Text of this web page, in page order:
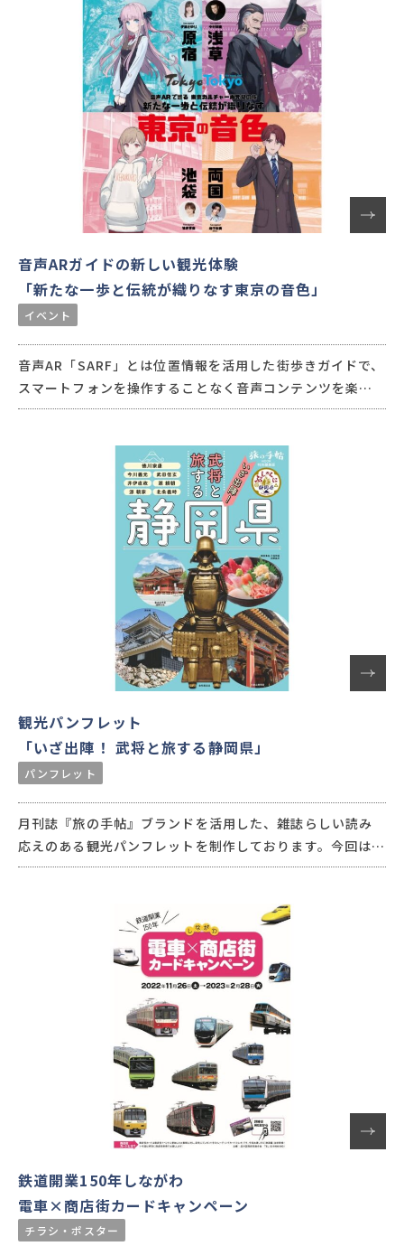
音声ARガイドの新しい観光体験
「新たな一歩と伝統が織りなす東京の音色」
イベント
音声AR「SARF」とは位置情報を活用した街歩きガイドで、
スマートフォンを操作することなく音声コンテンツを楽し
めるという、没入感と臨場感ある体験が特徴です。
〇有名人を起用して、ファンに向けたPRが可能
〇景観を損なわずにガイドができる
〇現地に有人ガイドが不要
〇歩きスマホにならない
といった点でご好評いただいております。
観光パンフレット
「いざ出陣！ 武将と旅する静岡県」
パンフレット
月刊誌『旅の手帖』ブランドを活用した、雑誌らしい読み
応えのある観光パンフレットを制作しております。今回は、
市販の旅行ガイドブック『旅の手帖MOOK 武将と旅する
し、観光パンフレットとして制作いたしました。
鉄道開業150年しながわ
電車×商店街カードキャンペーン
チラシ・ポスター